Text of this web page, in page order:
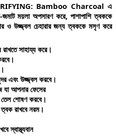
Bamboo Charcoal এ
জমাট ময়লা অপসারণ করে, পাশাপাশি ত্বককে
ও উজ্জ্বল চেহারার জন্য ত্বককে মসৃণ করে
সাহায্য করে।
এবং উজ্জ্বল করবে।
যা আপনার ফেসের
শোষণ করবে।
রাখবে নরম।
স্বাস্থ্যবান